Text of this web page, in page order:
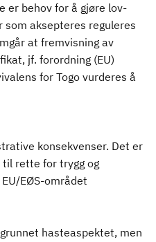
er behov for å gjøre lov-
aksepteres reguleres
at fremvisning av
jf. forordning (EU)
for Togo vurderes å
konsekvenser. Det er
til rette for trygg og
EØS-området
hasteaspektet, men